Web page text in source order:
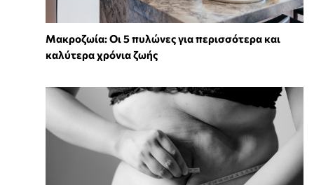
Mακροζωία: Οι 5 πυλώνες για περισσότερα και
καλύτερα χρόνια ζωής